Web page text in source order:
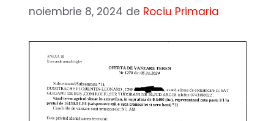
noiembrie 8, 2024 de Rociu Primaria